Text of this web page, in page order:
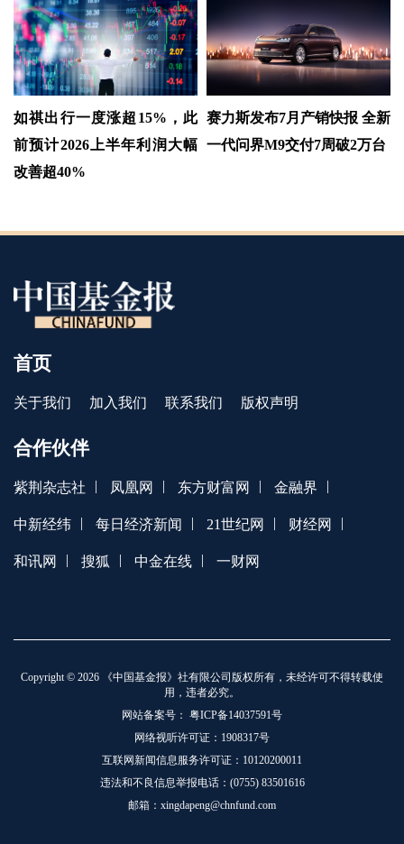
如祺出行一度涨超15%，此
前预计2026上半年利润大幅
改善超40%
赛力斯发布7月产销快报 全新
一代问界M9交付7周破2万台
首页
关于我们 加入我们 联系我们 版权声明
合作伙伴
紫荆杂志社 凤凰网 东方财富网 金融界
中新经纬 每日经济新闻 21世纪网 财经网
和讯网 搜狐 中金在线 一财网
Copyright © 2026 《中国基金报》社有限公司版权所有，未经许可不得转载使
用，违者必究。
网站备案号： 粤ICP备14037591号
网络视听许可证：1908317号
互联网新闻信息服务许可证：10120200011
违法和不良信息举报电话：(0755) 83501616
邮箱：xingdapeng@chnfund.com